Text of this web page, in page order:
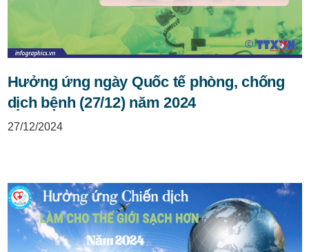
Hưởng ứng ngày Quốc tế phòng, chống
dịch bệnh (27/12) năm 2024
27/12/2024